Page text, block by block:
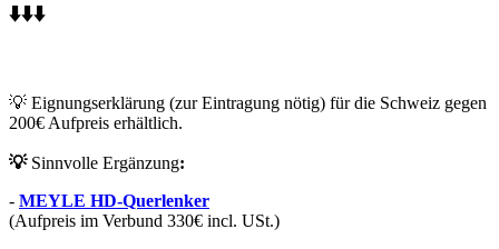
⬇️⬇️⬇️
💡 Eignungserklärung (zur Eintragung nötig) für die Schweiz gegen
200€ Aufpreis erhältlich.
💡 Sinnvolle Ergänzung:
- MEYLE HD-Querlenker
(Aufpreis im Verbund 330€ incl. USt.)